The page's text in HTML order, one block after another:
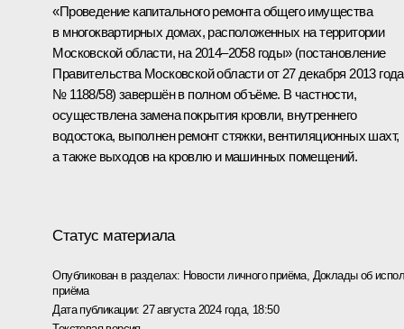
«Проведение капитального ремонта общего имущества
в многоквартирных домах, расположенных на территории
Московской области, на 2014–2058 годы» (постановление
Правительства Московской области от 27 декабря 2013 года
№ 1188/58) завершён в полном объёме. В частности,
осуществлена замена покрытия кровли, внутреннего
водостока, выполнен ремонт стяжки, вентиляционных шахт,
а также выходов на кровлю и машинных помещений.
Статус материала
Опубликован в разделах: Новости личного приёма, Доклады об
приёма
Дата публикации: 27 августа 2024 года, 18:50